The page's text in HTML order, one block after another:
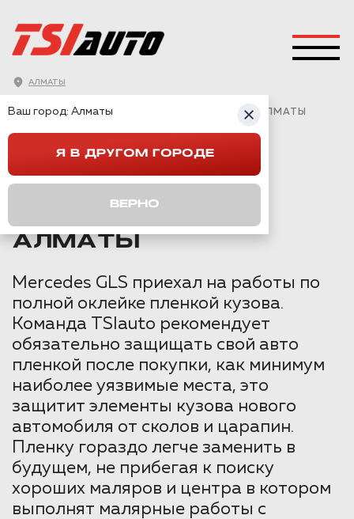
АЛМАТЫ
MERCEDES GLS ОКЛЕЙКА БРОНЕПЛЕНКОЙ В АЛМАТЫ
БРОНЕПЛЕНКОЙ В
АЛМАТЫ
Mercedes GLS приехал на работы по
полной оклейке пленкой кузова.
Команда TSIauto рекомендует
обязательно защищать свой авто
пленкой после покупки, как минимум
наиболее уязвимые места, это
защитит элементы кузова нового
автомобиля от сколов и царапин.
Пленку гораздо легче заменить в
будущем, не прибегая к поиску
хороших маляров и центра в котором
выполнят малярные работы с
Ваш город: Алматы
Я В ДРУГОМ ГОРОДЕ
ВЕРНО